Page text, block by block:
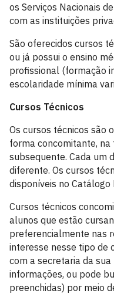
os Serviços Nacionais
com as instituições
São oferecidos cursos
ou já possui o ensino
profissional (formação
escolaridade mínima
Cursos Técnicos
Os cursos técnicos são
forma concomitante,
subsequente. Cada um
diferente. Os cursos
disponíveis no Catálogo
Cursos técnicos
alunos que estão
preferencialmente nas
interesse nesse tipo de
com a secretaria da
informações, ou pode
preenchidas) por meio